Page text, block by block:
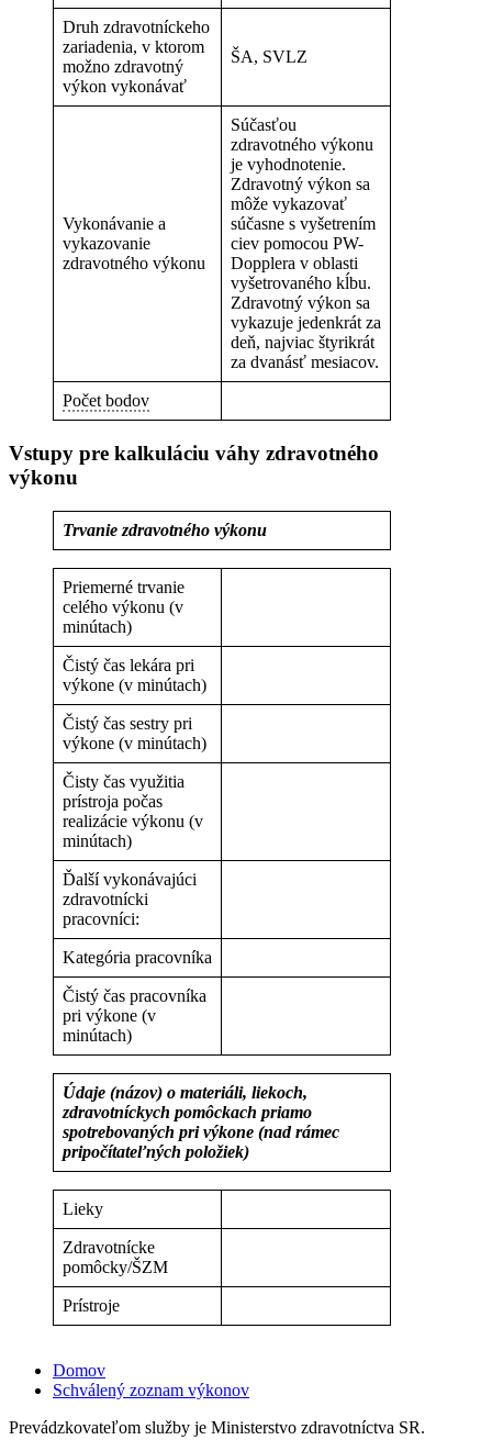
Druh zdravotníckeho
zariadenia, v ktorom
možno zdravotný
výkon vykonávať
ŠA, SVLZ
Vykonávanie a
vykazovanie
zdravotného výkonu
Súčasťou
zdravotného výkonu
je vyhodnotenie.
Zdravotný výkon sa
môže vykazovať
súčasne s vyšetrením
ciev pomocou PW-
Dopplera v oblasti
vyšetrovaného kĺbu.
Zdravotný výkon sa
vykazuje jedenkrát za
deň, najviac štyrikrát
za dvanásť mesiacov.
Počet bodov
Vstupy pre kalkuláciu váhy zdravotného
výkonu
Trvanie zdravotného výkonu
Priemerné trvanie
celého výkonu (v
minútach)
Čistý čas lekára pri
výkone (v minútach)
Čistý čas sestry pri
výkone (v minútach)
Čisty čas využitia
prístroja počas
realizácie výkonu (v
minútach)
Ďalší vykonávajúci
zdravotnícki
pracovníci:
Kategória pracovníka
Čistý čas pracovníka
pri výkone (v
minútach)
Údaje (názov) o materiáli, liekoch,
zdravotníckych pomôckach priamo
spotrebovaných pri výkone (nad rámec
pripočítateľných položiek)
Lieky
Zdravotnícke
pomôcky/ŠZM
Prístroje
Domov
Schválený zoznam výkonov
Prevádzkovateľom služby je Ministerstvo zdravotníctva SR.